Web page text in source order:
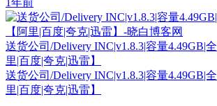
1年前
送货公司/Delivery INC|v1.8.3|容量4.49GB|
里|百度|夸克|迅雷】
送货公司/Delivery INC|v1.8.3|容量4.49GB|
里|百度|夸克|迅雷】